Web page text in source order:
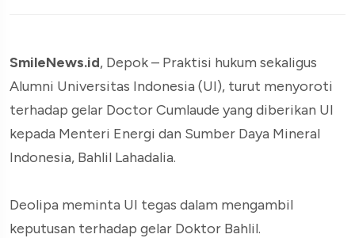
SmileNews.id, Depok – Praktisi hukum sekaligus
Alumni Universitas Indonesia (UI), turut menyoroti
terhadap gelar Doctor Cumlaude yang diberikan UI
kepada Menteri Energi dan Sumber Daya Mineral
Indonesia, Bahlil Lahadalia.
Deolipa meminta UI tegas dalam mengambil
keputusan terhadap gelar Doktor Bahlil.